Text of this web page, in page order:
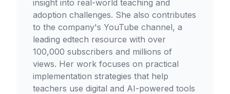
insight into real-world teaching and
adoption challenges. She also contributes
to the company's YouTube channel, a
leading edtech resource with over
100,000 subscribers and millions of
views. Her work focuses on practical
implementation strategies that help
teachers use digital and AI-powered tools